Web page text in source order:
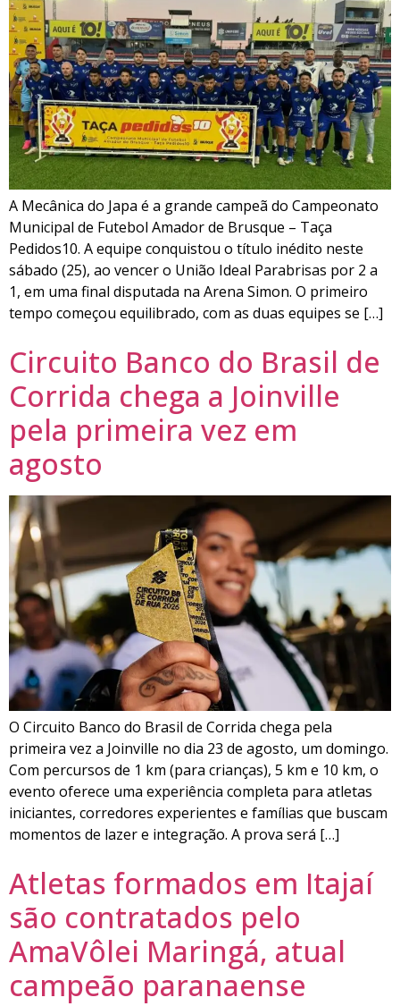
A Mecânica do Japa é a grande campeã do Campeonato
Municipal de Futebol Amador de Brusque – Taça
Pedidos10. A equipe conquistou o título inédito neste
sábado (25), ao vencer o União Ideal Parabrisas por 2 a
1, em uma final disputada na Arena Simon. O primeiro
tempo começou equilibrado, com as duas equipes se […]
Circuito Banco do Brasil de
Corrida chega a Joinville
pela primeira vez em
agosto
O Circuito Banco do Brasil de Corrida chega pela
primeira vez a Joinville no dia 23 de agosto, um domingo.
Com percursos de 1 km (para crianças), 5 km e 10 km, o
evento oferece uma experiência completa para atletas
iniciantes, corredores experientes e famílias que buscam
momentos de lazer e integração. A prova será […]
Atletas formados em Itajaí
são contratados pelo
AmaVôlei Maringá, atual
campeão paranaense